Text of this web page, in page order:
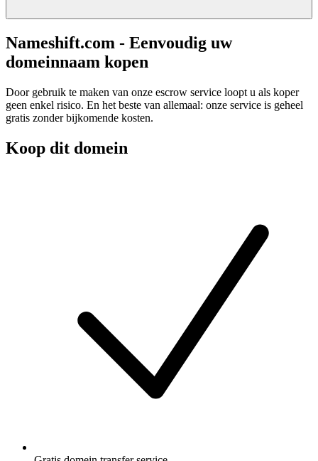
Nameshift.com - Eenvoudig uw
domeinnaam kopen
Door gebruik te maken van onze escrow service loopt u als koper
geen enkel risico. En het beste van allemaal: onze service is geheel
gratis zonder bijkomende kosten.
Koop dit domein